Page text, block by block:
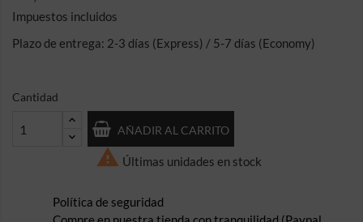
Impuestos incluidos
Plazo de entrega: 2-3 días (Express) / 5-7 días (Economy)
Cantidad
AÑADIR AL CARRITO
 Últimas unidades en stock
Política de seguridad